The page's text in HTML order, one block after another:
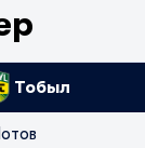
Тобыл